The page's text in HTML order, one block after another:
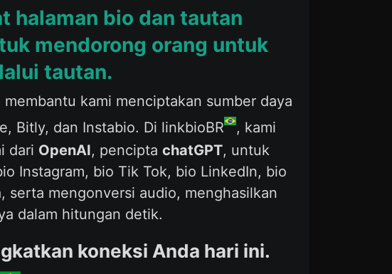
halaman bio dan tautan
mendorong orang untuk
tautan.
kami menciptakan sumber daya
Bitly, dan Instabio. Di linkbioBR
, kami
dari OpenAI, pencipta chatGPT, untuk
Instagram, bio Tik Tok, bio LinkedIn, bio
mengonversi audio, menghasilkan
dalam hitungan detik.
koneksi Anda hari ini.